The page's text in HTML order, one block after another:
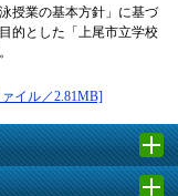
授業の基本方針」に基づ
的とした「上尾市立学校
イル／2.81MB]